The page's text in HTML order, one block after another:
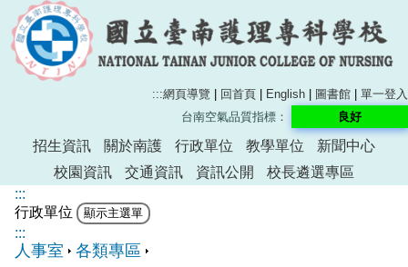
:::網頁導覽 | 回首頁 | English | 圖書館 | 單一登入
台南空氣品質指標：
良好
招生資訊 關於南護 行政單位 教學單位
新聞中心
校園資訊
交通資訊 資訊公開
校長遴選專區
:::
行政單位
:::
人事室 各類專區